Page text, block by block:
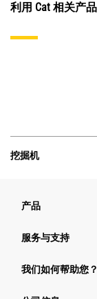
利用 Cat 相关产
挖掘机
产品
服务与支持
我们如何帮助您？